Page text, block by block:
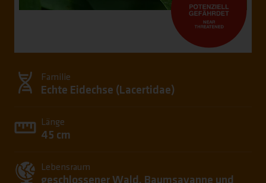
Familie
Echte Eidechse ( Lacertidae)
Länge
45 cm
Lebensraum
geschlossener Wald, Baumsavanne und